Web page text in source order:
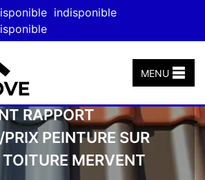
indisponible
MENU
RAPPORT
PEINTURE SUR
MERVENT